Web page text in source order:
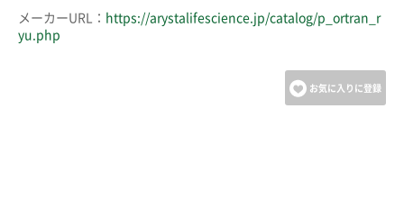
メーカーURL： https://arystalifescience.jp/catalog/p_ortran_r
yu.php
お気に入りに登録